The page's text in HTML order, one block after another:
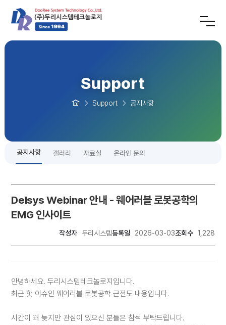
Support
Support 공지사항
공지사항 갤러리 자료실 온라인 문의
Delsys Webinar 안내 - 웨어러블 로봇공학의
EMG 인사이트
작성자 두리시스템등록일 2026-03-03조회수 1,228
안녕하세요. 두리시스템테크놀로지입니다.
최근 핫 이슈인 웨어러블 로봇공학 근전도 내용입니다.
시간이 꽤 늦지만 관심이 있으신 분들은 참석 부탁드립니다.